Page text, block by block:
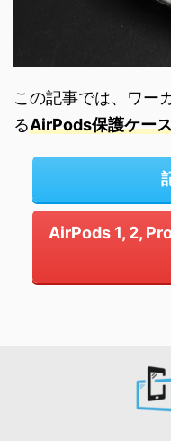
この記事では、ワー
るAirPods保護ケー
AirPods 1, 2,